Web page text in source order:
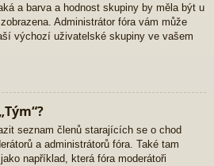
a barva a hodnost skupiny by měla být u
Administrátor fóra vám může
výchozí uživatelské skupiny ve vašem
seznam členů starajících se o chod
a administrátorů fóra. Také tam
například, která fóra moderátoři